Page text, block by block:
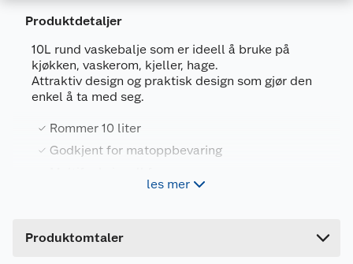
Produktdetaljer
10L rund vaskebalje som er ideell å bruke på
kjøkken, vaskerom, kjeller, hage.
Attraktiv design og praktisk design som gjør den
enkel å ta med seg.
Rommer 10 liter
Godkjent for matoppbevaring
les mer
Produktomtaler
Artikkelnummer
Leverandørens artikkelnummer
241745